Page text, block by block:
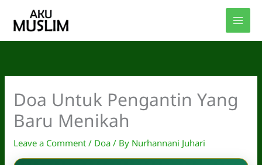
Doa Untuk Pengantin Yang
Baru Menikah
Leave a Comment / Doa / By Nurhannani Juhari